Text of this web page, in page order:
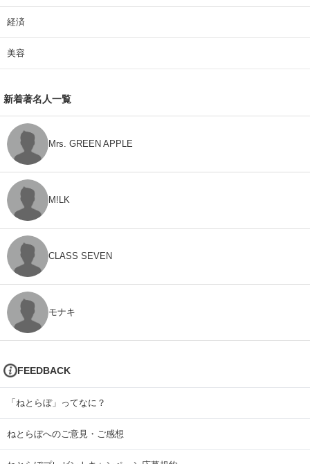
経済
美容
新着著名人一覧
Mrs. GREEN APPLE
M!LK
CLASS SEVEN
モナキ
FEEDBACK
「ねとらぼ」ってなに？
ねとらぼへのご意見・ご感想